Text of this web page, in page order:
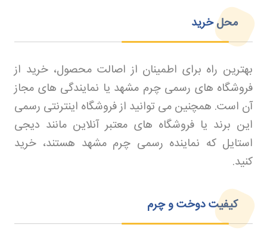
محل خرید
بهترین راه برای اطمینان از اصالت محصول، خرید از
فروشگاه های رسمی چرم مشهد یا نمایندگی های مجاز
آن است. همچنین می توانید از فروشگاه اینترنتی رسمی
این برند یا فروشگاه های معتبر آنلاین مانند دیجی
استایل که نماینده رسمی چرم مشهد هستند، خرید
کنید.
کیفیت دوخت و چرم